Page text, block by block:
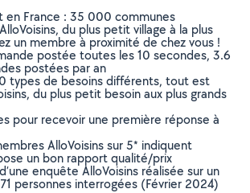
en France : 35 000 communes
du plus petit village à la plus
un membre à proximité de chez vous !
postée toutes les 10 secondes, 3.6
postées par an
types de besoins différents, tout est
du plus petit besoin aux plus grands
pour recevoir une première réponse à
AlloVoisins sur 5* indiquent
un bon rapport qualité/prix
enquête AlloVoisins réalisée sur un
personnes interrogées (Février 2024)